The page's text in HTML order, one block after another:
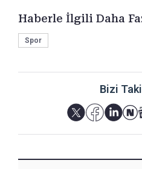
Haberle İlgili Daha
Spor
Bizi